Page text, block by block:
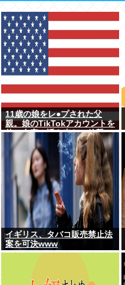
11歳の娘をレ●プされた父
親。娘のTikTokアカウントを
使い自宅に誘き出し、銃撃で
天誅！
イギリス、タバコ販売禁止法
案を可決www